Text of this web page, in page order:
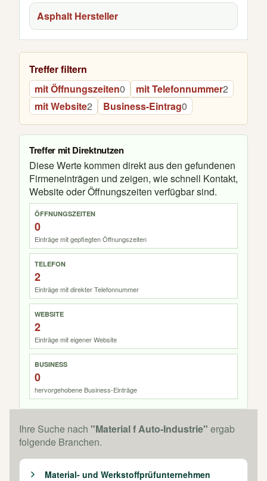
Asphalt Hersteller
Treffer filtern
mit Öffnungszeiten0 mit Telefonnummer2
mit Website2 Business-Eintrag0
Treffer mit Direktnutzen
Diese Werte kommen direkt aus den gefundenen
Firmeneinträgen und zeigen, wie schnell Kontakt,
Website oder Öffnungszeiten verfügbar sind.
ÖFFNUNGSZEITEN
0
Einträge mit gepflegten Öffnungszeiten
TELEFON
2
Einträge mit direkter Telefonnummer
WEBSITE
2
Einträge mit eigener Website
BUSINESS
0
hervorgehobene Business-Einträge
Ihre Suche nach "Material f Auto-Industrie" ergab
folgende Branchen.
Material- und Werkstoffprüfunternehmen